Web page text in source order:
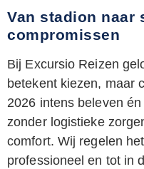
Van stadion naar
compromissen
Bij Excursio Reizen
betekent kiezen, maar
2026 intens beleven
zonder logistieke
comfort. Wij regelen
professioneel en tot in